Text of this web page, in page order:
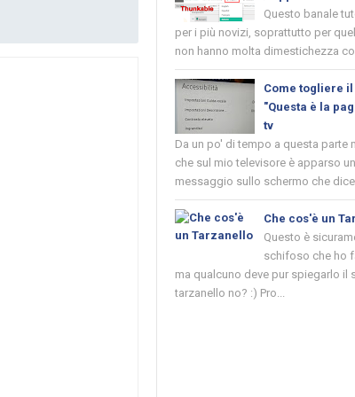
Questo banale
per i più novizi, soprattutto per
non hanno molta dimestichezza
Come togliere
"Questa è la
tv
Da un po' di tempo a questa parte
che sul mio televisore è apparso
messaggio sullo schermo che dice
Che cos'è un
Questo è
schifoso che ho
ma qualcuno deve pur spiegarlo il
tarzanello no? :) Pro...